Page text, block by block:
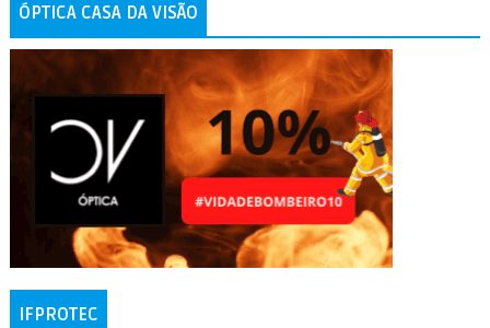
ÓPTICA CASA DA VISÃO
IFPROTEC